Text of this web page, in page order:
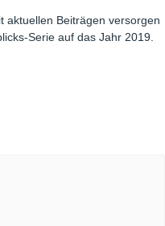
aktuellen Beiträgen versorgen
Serie auf das Jahr 2019.